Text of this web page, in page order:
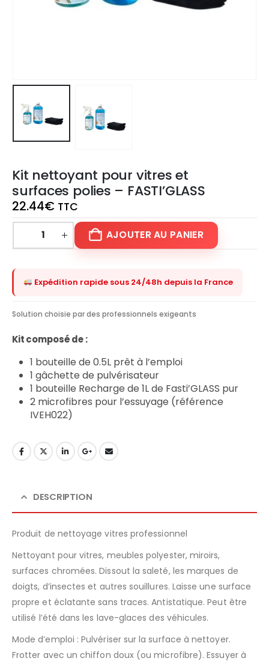
Kit nettoyant pour vitres et
surfaces polies – FASTI’GLASS
22.44€ TTC
AJOUTER AU PANIER
Expédition rapide sous 24/48h depuis la France
Solution choisie par des professionnels exigeants
Kit composé de :
1 bouteille de 0.5L prêt à l’emploi
1 gâchette de pulvérisateur
1 bouteille Recharge de 1L de Fasti’GLASS pur
2 microfibres pour l’essuyage (référence
IVEH022)
DESCRIPTION
Produit de nettoyage vitres professionnel
Nettoyant pour vitres, meubles polyester, miroirs,
surfaces chromées. Dissout la saleté, les marques de
doigts, d’insectes et autres souillures. Laisse une surface
propre et éclatante sans traces. Antistatique. Peut être
utilisé l’été dans les lave-glaces des véhicules.
Mode d’emploi : Pulvériser sur la surface à nettoyer.
Frotter avec un chiffon doux (ou microfibre). Essuyer à